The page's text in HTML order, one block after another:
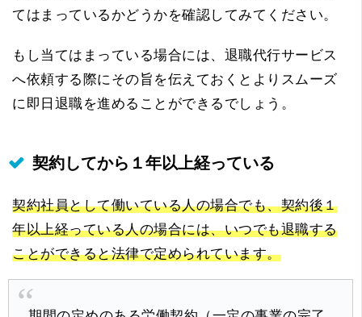
てはまっているかどうかを確認してみてください。
もし当てはまっている場合には、退職代行サービス
へ依頼する際にその旨を伝えておくとよりスムーズ
に即日退職を進めることができるでしょう。
契約してから１年以上経っている
契約社員として働いている人の場合でも、契約後１
年以上経っている人の場合には、いつでも退職する
ことができると法律で定められています。